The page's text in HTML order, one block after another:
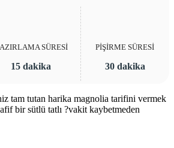
SÜRESİ
15 dakika
PİŞİRME SÜRESİ
30 dakika
tam tutan harika magnolia tarifini vermek
bir sütlü tatlı ?vakit kaybetmeden